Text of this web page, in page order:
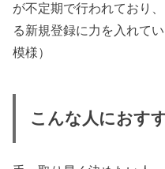
が不定期で行われており
る新規登録に力を入れて
模様）
こんな人におす